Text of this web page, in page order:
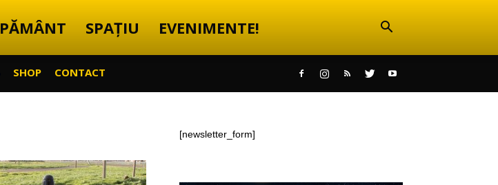
PĂMÂNT SPAȚIU EVENIMENTE!
SHOP CONTACT
[newsletter_form]